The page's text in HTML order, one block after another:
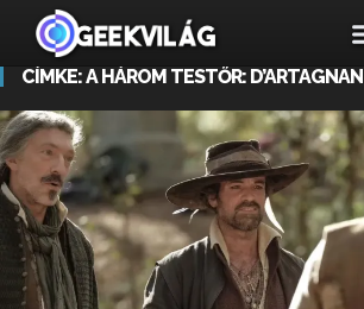
CÍMKE:A HÁROM TESTŐR: D’ARTAGNAN